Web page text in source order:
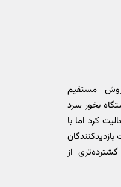
مستقیم
بخور سرد
کرد اما با
از